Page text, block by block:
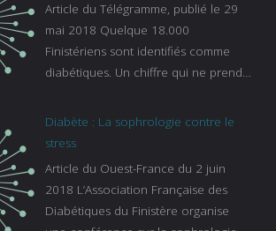
sur-le-sommeil
Article du Télégramme, publié le 29
mai 2018 Quelque 18.000
Finistériens sont identifiés comme
diabétiques. Un chiffre qui ne prend
s’ignorent. « C’est une pathologie qui
continue à augmenter, souligne
de la Caisse primaire d’assurance-
maladie. C’est aussi une pathologie
qui peut être handicapante et coûte
Diabète : La sophrologie contre le
stress
Article du Ouest-France du 2 juin
2018 L’Association Française des
Diabétiques du Finistère organise